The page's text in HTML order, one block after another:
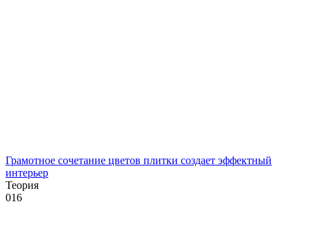
Грамотное сочетание цветов плитки создает эффектный
интерьер
Теория
016